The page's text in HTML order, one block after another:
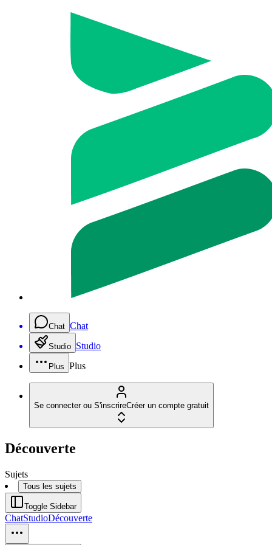
Chat Chat
Studio Studio
Plus Plus
Se connecter ou S'inscrireCréer un compte gratuit
Découverte
Sujets
Tous les sujets
Toggle Sidebar
ChatStudioDécouverte